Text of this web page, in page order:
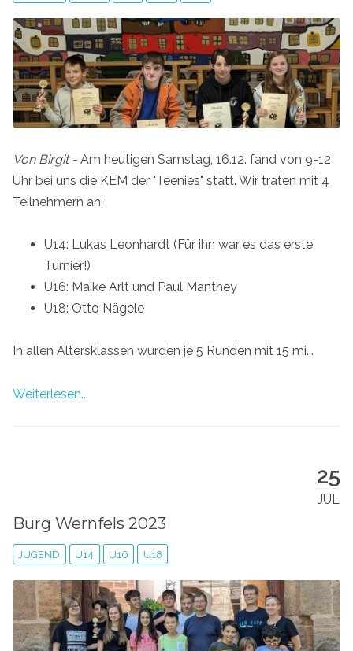
Von Birgit - Am heutigen Samstag, 16.12. fand von 9-12
Uhr bei uns die KEM der "Teenies" statt. Wir traten mit 4
Teilnehmern an:
U14: Lukas Leonhardt (Für ihn war es das erste
Turnier!)
U16: Maike Arlt und Paul Manthey
U18: Otto Nägele
In allen Altersklassen wurden je 5 Runden mit 15 mi...
Weiterlesen...
25
JUL
Burg Wernfels 2023
JUGEND U14 U16 U18